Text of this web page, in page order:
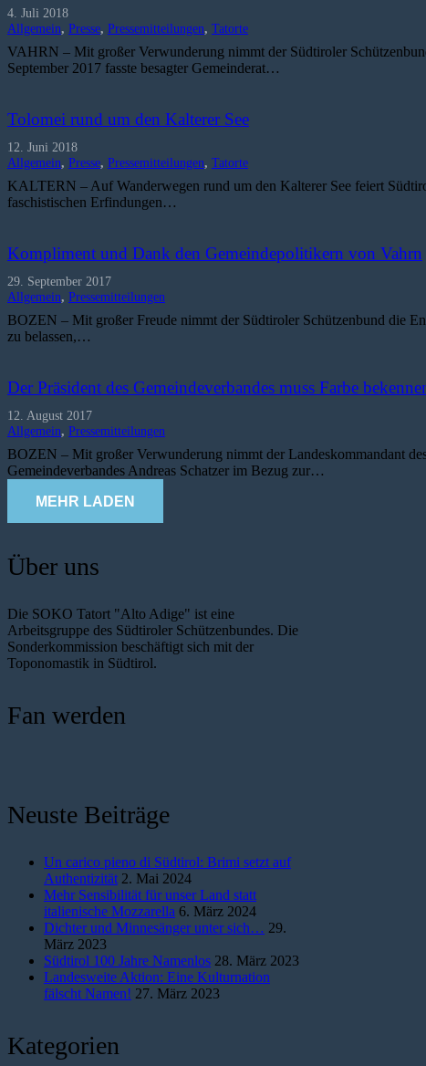
4. Juli 2018
Allgemein, Presse, Pressemitteilungen, Tatorte
VAHRN – Mit großer Verwunderung nimmt der Südtiroler
September 2017 fasste besagter Gemeinderat…
Tolomei rund um den Kalterer See
12. Juni 2018
Allgemein, Presse, Pressemitteilungen, Tatorte
KALTERN – Auf Wanderwegen rund um den Kalterer See feiert
faschistischen Erfindungen…
Kompliment und Dank den Gemeindepolitikern von Vahrn
29. September 2017
Allgemein, Pressemitteilungen
BOZEN – Mit großer Freude nimmt der Südtiroler Schützenbund die
zu belassen,…
Der Präsident des Gemeindeverbandes muss Farbe
12. August 2017
Allgemein, Pressemitteilungen
BOZEN – Mit großer Verwunderung nimmt der Landeskommandant
Gemeindeverbandes Andreas Schatzer im Bezug zur…
MEHR LADEN
Über uns
Die SOKO Tatort "Alto Adige" ist eine
Arbeitsgruppe des Südtiroler Schützenbundes. Die
Sonderkommission beschäftigt sich mit der
Toponomastik in Südtirol.
Fan werden
Neuste Beiträge
Un carico pieno di Südtirol: Brimi setzt auf
Authentizität 2. Mai 2024
Mehr Sensibilität für unser Land statt
italienische Mozzarella 6. März 2024
Dichter und Minnesänger unter sich… 29.
März 2023
Südtirol 100 Jahre Namenlos 28. März 2023
Landesweite Aktion: Eine Kulturnation
fälscht Namen! 27. März 2023
Kategorien